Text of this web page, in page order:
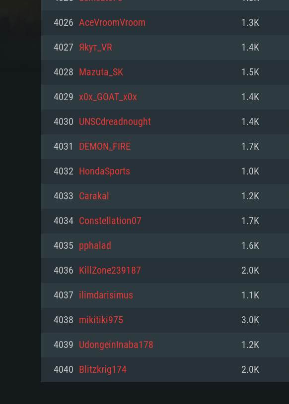
시
PC
최소사양
운영체제: Windows 10 (64 bit)
프로세서: 2.2 GHz 듀얼코어 이상
메모리: 4GB
그래픽 카드: DirectX 11 이상을 지원하는
해상도: 720p
네트워크: 브로드밴드 인터넷
여유 저장 공간: 22.1 GB (최소 클라이언트)
최소사양
운영체제: Mac OS Big Sur 11.0
프로세서: 최소 2.2 GHz의 Core i5 (Intel
(Mac), 혹은 이와 비슷한 성능을 가지는 Mac
의 AMD/Nvidia. 최소 해상도: 720p
네트워크: 브로드밴드 인터넷
여유 저장 공간: 22.1 GB (최소 클라이언트)
최소사양
운영체제: 64bit Linux 중 최신 버전
프로세서: 2.4 GHz 듀얼코어
메모리: 4 GB
그래픽 카드: Vulkan 을 지원하고, 최신 그래
와 동급의 성능을 가지며 최신 그래픽 드라이
지원하는 AMD (6개월 미만; 최소사양 지원
4026 AceVroomVroom 1.3K
4027 Яkут_VR 1.4K
4028 Mazuta_SK 1.5K
4029 x0x_GOAT_x0x 1.4K
4030 UNSCdreadnought 1.4K
4031 DEMON_FIRE 1.7K
4032 HondaSports 1.0K
4033 Carakal 1.2K
4034 Constellation07 1.7K
4035 pphalad 1.6K
4036 KillZone239187 2.0K
4037 ilimdarisimus 1.1K
4038 mikitiki975 3.0K
4039 UdongeinInaba178 1.2K
4040 Blitzkrig174 2.0K